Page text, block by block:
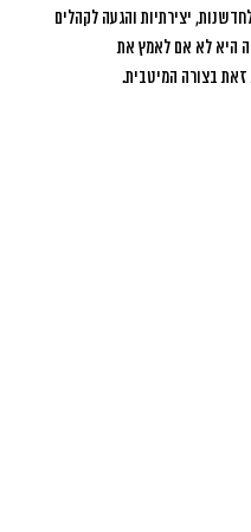
יצירתיות והגעה לקהלים
היא לא אם לאמץ את
זאת בצורה המיטבית.